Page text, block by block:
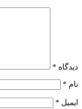
دیدگاه *
نام *
ایمیل *